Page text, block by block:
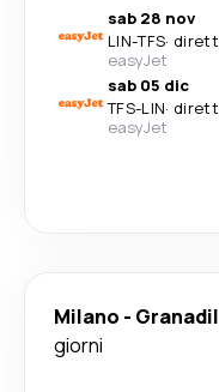
sab 28 nov
LIN-TFS·
easyJet
sab 05 dic
TFS-LIN·
easyJet
Milano -
giorni